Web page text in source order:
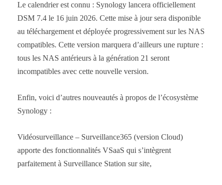
Le calendrier est connu : Synology lancera officiellement
DSM 7.4 le 16 juin 2026. Cette mise à jour sera disponible
au téléchargement et déployée progressivement sur les NAS
compatibles. Cette version marquera d’ailleurs une rupture :
tous les NAS antérieurs à la génération 21 seront
incompatibles avec cette nouvelle version.
Enfin, voici d’autres nouveautés à propos de l’écosystème
Synology :
Vidéosurveillance – Surveillance365 (version Cloud)
apporte des fonctionnalités VSaaS qui s’intègrent
parfaitement à Surveillance Station sur site,